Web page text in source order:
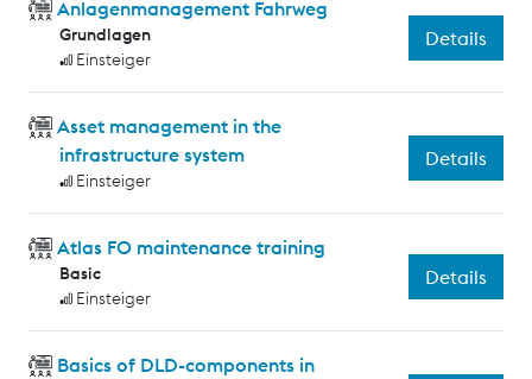
Anlagenmanagement Fahrweg
Grundlagen
Einsteiger
Details
Asset management in the
infrastructure system
Einsteiger
Details
Atlas FO maintenance training
Basic
Einsteiger
Details
Basics of DLD-components in